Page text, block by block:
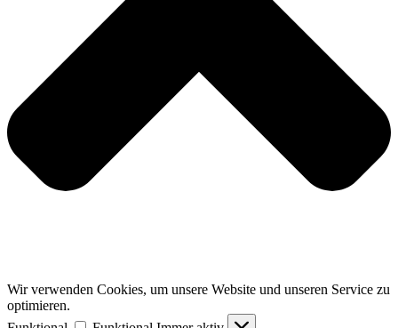
Wir verwenden Cookies, um unsere Website und unseren Service zu
optimieren.